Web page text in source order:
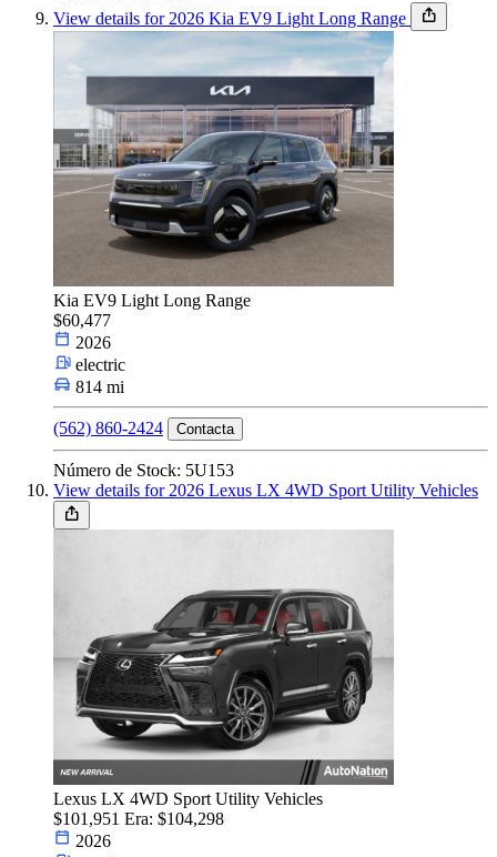
View details for 2026 Kia EV9 Light Long Range
Kia EV9 Light Long Range
$60,477
2026
electric
814 mi
(562) 860-2424 Contacta
Número de Stock: 5U153
View details for 2026 Lexus LX 4WD Sport Utility Vehicles
Lexus LX 4WD Sport Utility Vehicles
$101,951 Era: $104,298
2026